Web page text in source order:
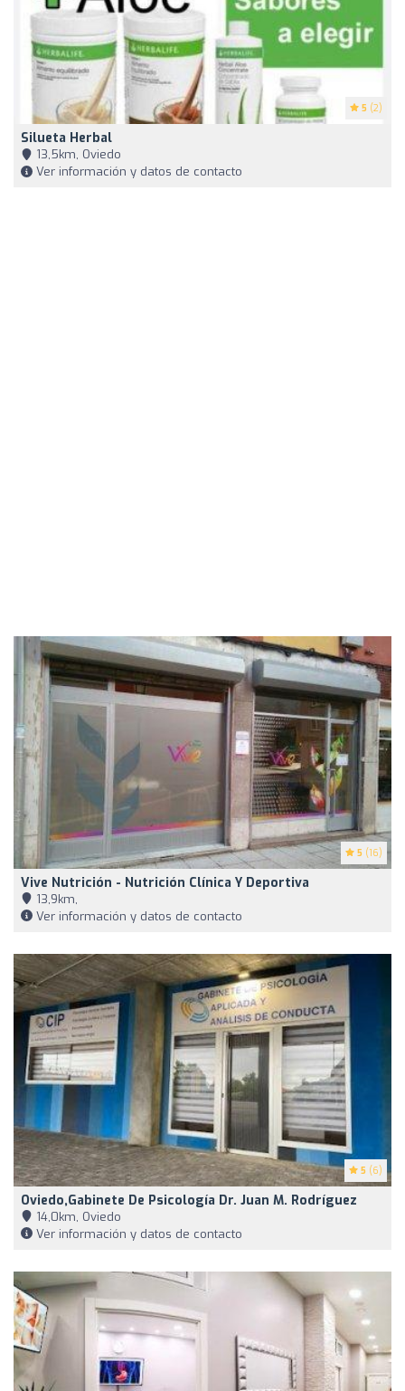
5 (2)
Silueta Herbal
13,5km, Oviedo
Ver información y datos de contacto
5 (16)
Vive Nutrición - Nutrición Clínica Y Deportiva
13,9km,
Ver información y datos de contacto
5 (6)
Oviedo,Gabinete De Psicología Dr. Juan M. Rodríguez
14,0km, Oviedo
Ver información y datos de contacto